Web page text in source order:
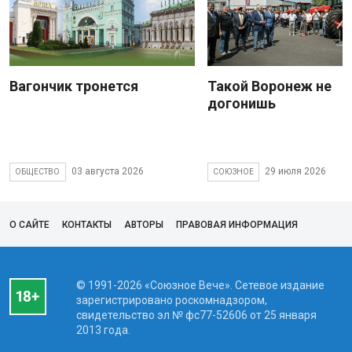
Вагончик тронется
ОБЩЕСТВО 03 августа 2026
Такой Воронеж не
догонишь
СОЮЗНОЕ 29 июля 2026
О САЙТЕ КОНТАКТЫ АВТОРЫ ПРАВОВАЯ ИНФОРМАЦИЯ
© 1991-2026 «Союзное Вече». Сетевое издание
зарегистрировано роскомнадзором,
свидетельство эл № фc77-52606 от 25 января
2013 года.